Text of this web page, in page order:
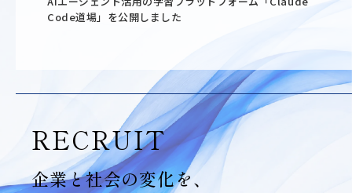
Code道場」を公開しました
RECRUIT
企業と社会の変化を、